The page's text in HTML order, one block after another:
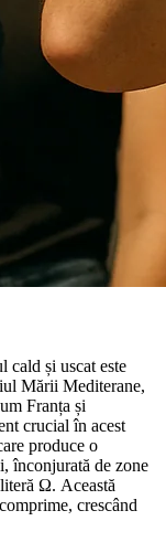
cald și uscat este
Mării Mediterane,
Franța și
crucial în acest
produce o
înconjurată de zone
Ω. Această
crescând